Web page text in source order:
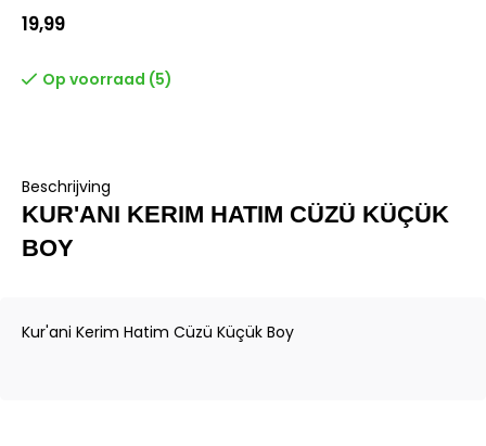
19,99
Op voorraad (5)
Beschrijving
KUR'ANI KERIM HATIM CÜZÜ KÜÇÜK
BOY
Kur'ani Kerim Hatim Cüzü Küçük Boy